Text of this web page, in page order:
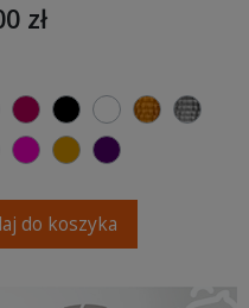
zł
różowymalinowy
czarnybiałyzłoty
wybór koloru
fuksjakoniakowy
fioletowy
do koszyka